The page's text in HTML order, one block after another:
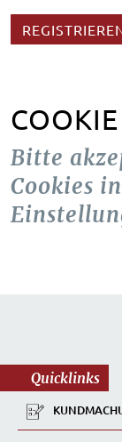
Bitte
Cookies
Quicklinks